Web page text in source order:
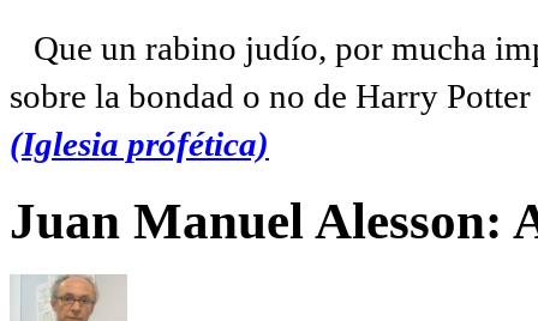
Que un rabino judío, por mucha
sobre la bondad o no de Harry
(Iglesia prófética)
Juan Manuel Alesson: